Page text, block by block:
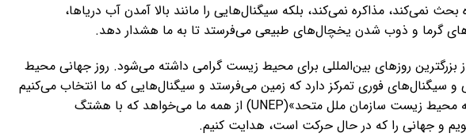
بحث نمی‌کند، مذاکره نمی‌کند، بلکه سیگنال‌هایی را مانند بالا آمدن آب دریاها،
گرما و ذوب شدن یخچال‌های طبیعی می‌فرستد تا به ما هشدار دهد.
بزرگترین روزهای بین‌المللی برای محیط زیست گرامی داشته می‌شود. روز جهانی محیط
اقلیمی و سیگنال‌های فوری تمرکز دارد که زمین می‌فرستد و سیگنال‌هایی که ما انتخاب می‌کنیم
بفرستیم. کمپین جهانی «برنامه محیط زیست سازمان ملل متحد»(UNEP) از همه ما می‌خواهد که با هشتگ